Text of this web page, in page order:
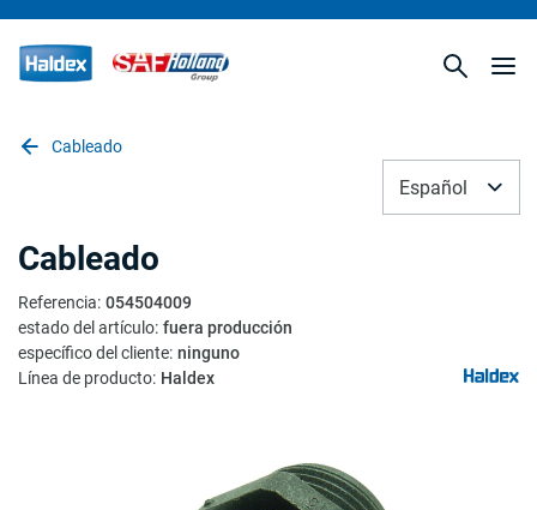
Cableado
Español
Cableado
Referencia: 054504009
estado del artículo: fuera producción
específico del cliente: ninguno
Línea de producto: Haldex